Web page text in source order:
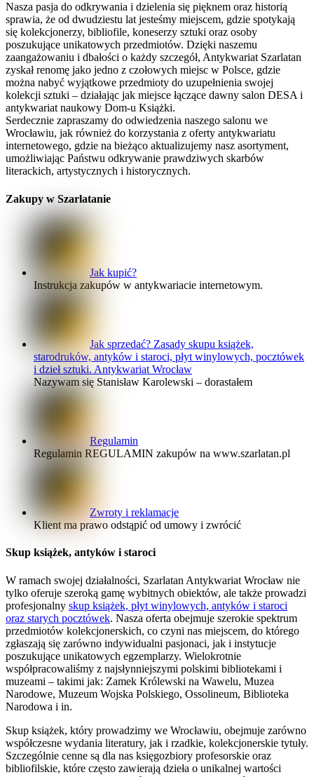
Nasza pasja do odkrywania i dzielenia się pięknem oraz historią
sprawia, że od dwudziestu lat jesteśmy miejscem, gdzie spotykają
się kolekcjonerzy, bibliofile, koneserzy sztuki oraz osoby
poszukujące unikatowych przedmiotów. Dzięki naszemu
zaangażowaniu i dbałości o każdy szczegół, Antykwariat Szarlatan
zyskał renomę jako jedno z czołowych miejsc w Polsce, gdzie
można nabyć wyjątkowe przedmioty do uzupełnienia swojej
kolekcji sztuki – działając jak miejsce łączące dawny salon DESA i
antykwariat naukowy Dom-u Książki.
Serdecznie zapraszamy do odwiedzenia naszego salonu we
Wrocławiu, jak również do korzystania z oferty antykwariatu
internetowego, gdzie na bieżąco aktualizujemy nasz asortyment,
umożliwiając Państwu odkrywanie prawdziwych skarbów
literackich, artystycznych i historycznych.
Zakupy w Szarlatanie
Jak kupić?
Instrukcja zakupów w antykwariacie internetowym.
Jak sprzedać? Zasady skupu książek,
starodruków, antyków i staroci, płyt winylowych, pocztówek
i dzieł sztuki. Antykwariat Wrocław
Nazywam się Stanisław Karolewski – dorastałem
Regulamin
Regulamin REGULAMIN zakupów na www.szarlatan.pl
Zwroty i reklamacje
Klient ma prawo odstąpić od umowy i zwrócić
Skup książek, antyków i staroci
W ramach swojej działalności, Szarlatan Antykwariat Wrocław nie
tylko oferuje szeroką gamę wybitnych obiektów, ale także prowadzi
profesjonalny skup książek, płyt winylowych, antyków i staroci
oraz starych pocztówek. Nasza oferta obejmuje szerokie spektrum
przedmiotów kolekcjonerskich, co czyni nas miejscem, do którego
zgłaszają się zarówno indywidualni pasjonaci, jak i instytucje
poszukujące unikatowych egzemplarzy. Wielokrotnie
współpracowaliśmy z najsłynniejszymi polskimi bibliotekami i
muzeami – takimi jak: Zamek Królewski na Wawelu, Muzea
Narodowe, Muzeum Wojska Polskiego, Ossolineum, Biblioteka
Narodowa i in.
Skup książek, który prowadzimy we Wrocławiu, obejmuje zarówno
współczesne wydania literatury, jak i rzadkie, kolekcjonerskie tytuły.
Szczególnie cenne są dla nas księgozbiory profesorskie oraz
bibliofilskie, które często zawierają dzieła o unikalnej wartości